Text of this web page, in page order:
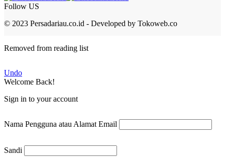
Follow US
© 2023 Persadariau.co.id - Developed by Tokoweb.co
Removed from reading list
Undo
Welcome Back!
Sign in to your account
Nama Pengguna atau Alamat Email
Sandi